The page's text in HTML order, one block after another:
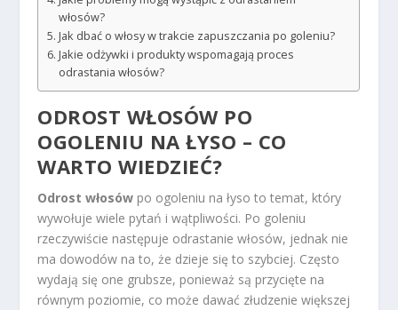
włosów?
Jak dbać o włosy w trakcie zapuszczania po goleniu?
Jakie odżywki i produkty wspomagają proces
odrastania włosów?
ODROST WŁOSÓW PO
OGOLENIU NA ŁYSO – CO
WARTO WIEDZIEĆ?
Odrost włosów po ogoleniu na łyso to temat, który
wywołuje wiele pytań i wątpliwości. Po goleniu
rzeczywiście następuje odrastanie włosów, jednak nie
ma dowodów na to, że dzieje się to szybciej. Często
wydają się one grubsze, ponieważ są przycięte na
równym poziomie, co może dawać złudzenie większej